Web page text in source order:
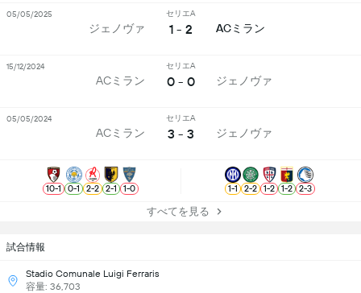
試合情報
Stadio Comunale Luigi Ferraris
容量: 36,703
ジェノヴァ
セリエA
1 - 2 ACミラン
05/05/2025
ACミラン
セリエA
0 - 0 ジェノヴァ
15/12/2024
ACミラン
セリエA
3 - 3 ジェノヴァ
05/05/2024
10-1 0-1 2-2 2-1 1-0 1-1 2-2 1-2 1-2 2-3
すべてを見る